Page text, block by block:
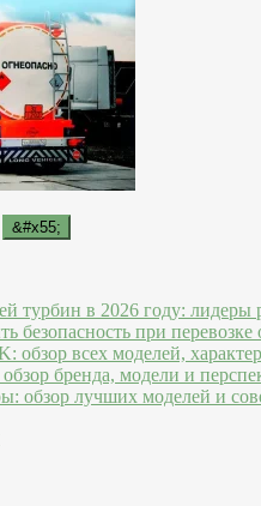
турбин в 2026 году: лидеры
безопасность при перевозке
обзор всех моделей,
бренда, модели и
обзор лучших моделей и